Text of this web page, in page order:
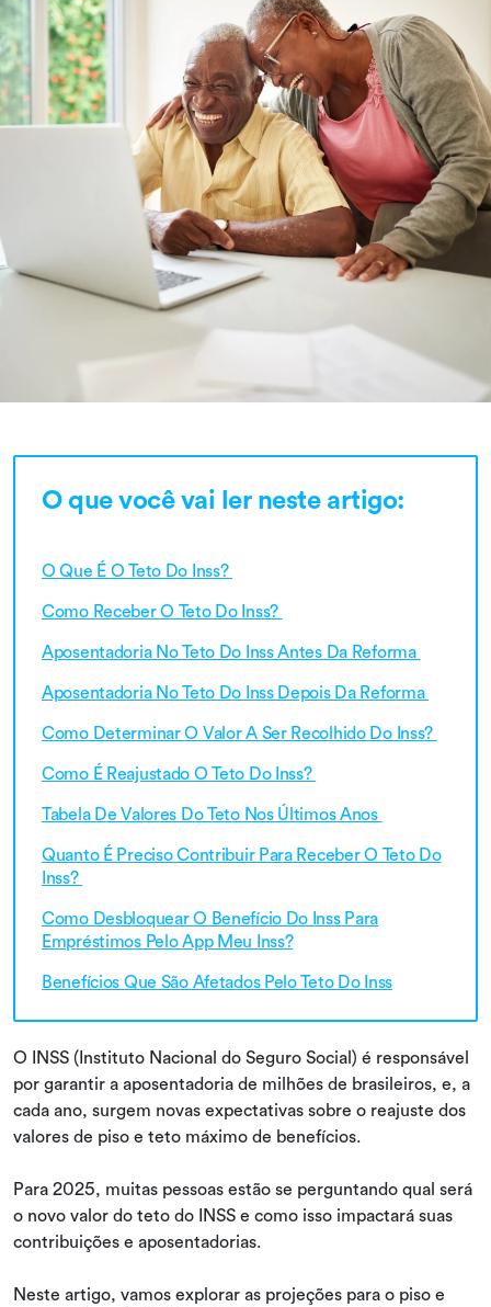
O que você vai ler neste artigo:
O Que É O Teto Do Inss?
Como Receber O Teto Do Inss?
Aposentadoria No Teto Do Inss Antes Da Reforma
Aposentadoria No Teto Do Inss Depois Da Reforma
Como Determinar O Valor A Ser Recolhido Do Inss?
Como É Reajustado O Teto Do Inss?
Tabela De Valores Do Teto Nos Últimos Anos
Quanto É Preciso Contribuir Para Receber O Teto Do
Inss?
Como Desbloquear O Benefício Do Inss Para
Empréstimos Pelo App Meu Inss?
Benefícios Que São Afetados Pelo Teto Do Inss
O INSS (Instituto Nacional do Seguro Social) é responsável
por garantir a aposentadoria de milhões de brasileiros, e, a
cada ano, surgem novas expectativas sobre o reajuste dos
valores de piso e teto máximo de benefícios.
Para 2025, muitas pessoas estão se perguntando qual será
o novo valor do teto do INSS e como isso impactará suas
contribuições e aposentadorias.
Neste artigo, vamos explorar as projeções para o piso e